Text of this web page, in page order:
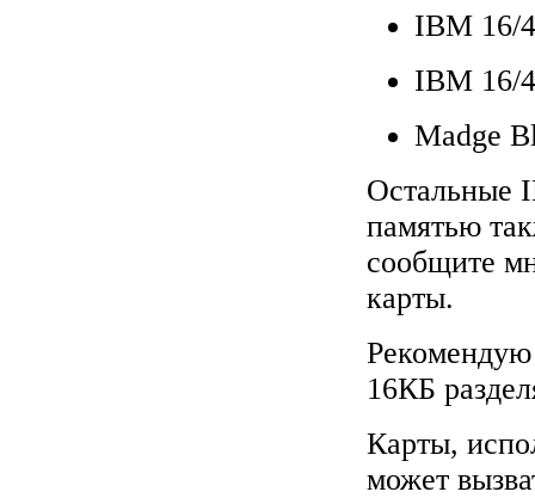
IBM 16/
IBM 16/
Madge
Остальные
памятью
сообщите
карты.
Рекомендую
16КБ
Карты,
может